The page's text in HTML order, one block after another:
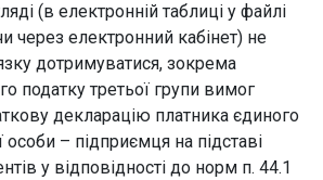
(в електронній таблиці у файлі
через електронний кабінет) не
дотримуватися, зокрема
податку третьої групи вимог
декларацію платника єдиного
особи – підприємця на підставі
у відповідності до норм п. 44.1